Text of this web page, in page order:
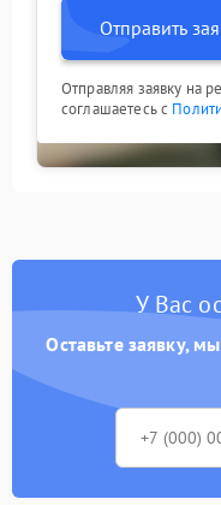
Отправить
Отправляя заявку на
соглашаетесь с
У Вас
Оставьте заявку,